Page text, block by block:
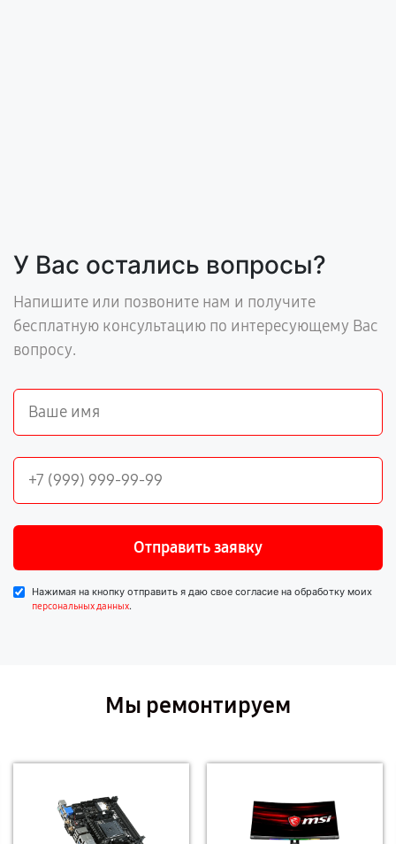
У Вас остались вопросы?
Напишите или позвоните нам и получите
бесплатную консультацию по интересующему Вас
вопросу.
Отправить заявку
Нажимая на кнопку отправить я даю свое согласие на обработку моих
персональных данных.
Мы ремонтируем